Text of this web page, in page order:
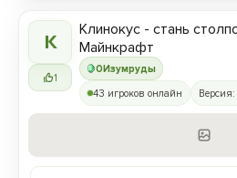
К
1
0Изумруды
Клинокус - стань
Майнкрафт
43 игроков онлайн Версия: